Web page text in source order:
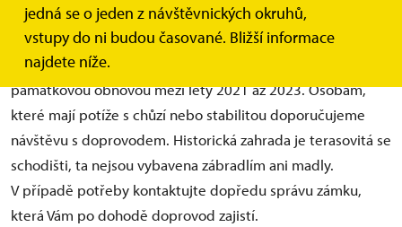
jedná se o jeden z návštěvnických okruhů,
vstupy do ni budou časované. Bližší informace
najdete níže.
V rámci prohlídky je možné obdivovat ojediněle technicky
řešenou fíkovnu s posuvnou střechou v areálu zámeckého
zahradnictví. Prostory parku a zahradnictví prošly celkovou
památkovou obnovou mezi lety 2021 až 2023. Osobám,
které mají potíže s chůzí nebo stabilitou doporučujeme
návštěvu s doprovodem. Historická zahrada je terasovitá se
schodišti, ta nejsou vybavena zábradlím ani madly.
V případě potřeby kontaktujte dopředu správu zámku,
která Vám po dohodě doprovod zajistí.